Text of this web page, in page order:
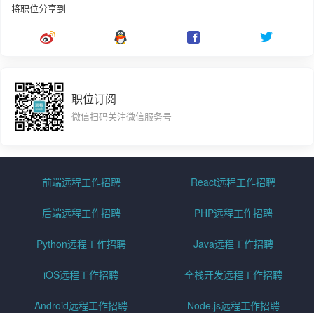
将职位分享到
职位订阅
微信扫码关注微信服务号
前端远程工作招聘 React远程工作招聘
后端远程工作招聘 PHP远程工作招聘
Python远程工作招聘 Java远程工作招聘
iOS远程工作招聘 全栈开发远程工作招聘
Android远程工作招聘 Node.js远程工作招聘